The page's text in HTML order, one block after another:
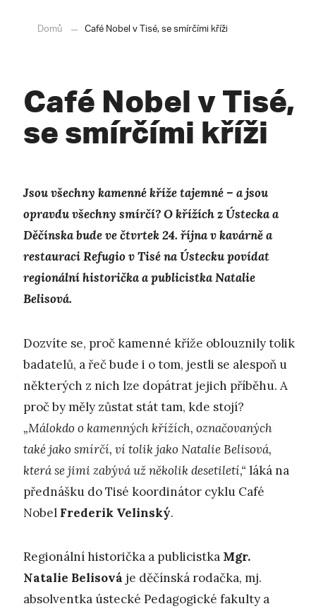
Domů Café Nobel v Tisé, se smírčími kříži
Café Nobel v Tisé,
se smírčími kříži
Jsou všechny kamenné kříže tajemné – a jsou
opravdu všechny smírčí? O křížích z Ústecka a
Děčínska bude ve čtvrtek 24. října v kavárně a
restauraci Refugio v Tisé na Ústecku povídat
regionální historička a publicistka Natalie
Belisová.
Dozvíte se, proč kamenné kříže oblouznily tolik
badatelů, a řeč bude i o tom, jestli se alespoň u
některých z nich lze dopátrat jejich příběhu. A
proč by měly zůstat stát tam, kde stojí?
„Málokdo o kamenných křížích, označovaných
také jako smírčí, ví tolik jako Natalie Belisová,
která se jimi zabývá už několik desetiletí,“ láká na
přednášku do Tisé koordinátor cyklu Café
Nobel Frederik Velinský.
Regionální historička a publicistka Mgr.
Natalie Belisová je děčínská rodačka, mj.
absolventka ústecké Pedagogické fakulty a